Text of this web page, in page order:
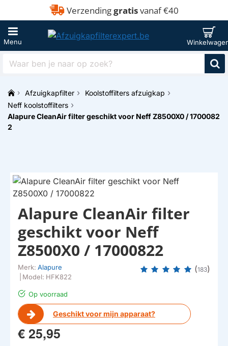
Verzendinggratisvanaf €40
Waar
naar
op
zoek?
h
o
m
Afzuigkapfilter
Koolstoffilters afzuigkap
Neff koolstoffilters
Alapure CleanAir filter geschikt voor Neff Z8500X0 / 1700082
2
HUISMERK
Op voorraad
Geschikt voor mijn apparaat?
Alapure CleanAir filter
geschikt voor Neff
Z8500X0 / 17000822
Merk: Alapure
Model: HFK822
(183)
€ 25,95